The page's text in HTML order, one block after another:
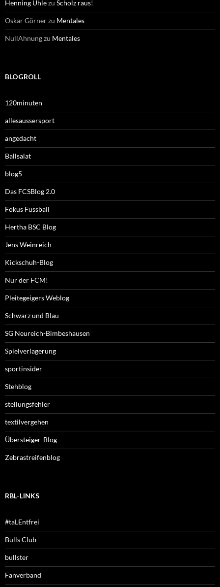
Henning Uhlezu Scholz raus!
Oskar Görnerzu Mentales
NullAhnungzu Mentales
BLOGROLL
120minuten
allesaussersport
angedacht
Ballsalat
blog5
Das FCSBlog 2.0
Fokus Fussball
Hertha BSC Blog
Jens Weinreich
Kickschuh-Blog
Nur der FCM!
Pleitegeigers Weblog
Schwarz und Blau
SG Neureich-Bimbeshausen
Spielverlagerung
sportinsider
Stehblog
stellungsfehler
textilvergehen
Übersteiger-Blog
Zebrastreifenblog
RBL-LINKS
#taLEntfrei
Bulls Club
bullster
Fanverband